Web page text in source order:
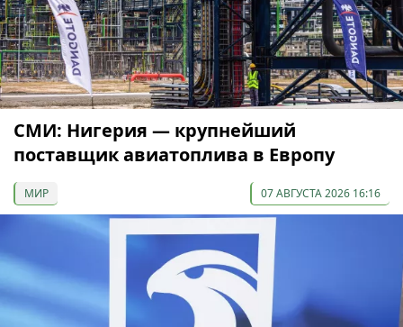
СМИ: Нигерия — крупнейший
поставщик авиатоплива в Европу
МИР 07 АВГУСТА 2026 16:16